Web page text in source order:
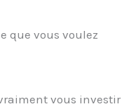
que vous voulez
vous investir